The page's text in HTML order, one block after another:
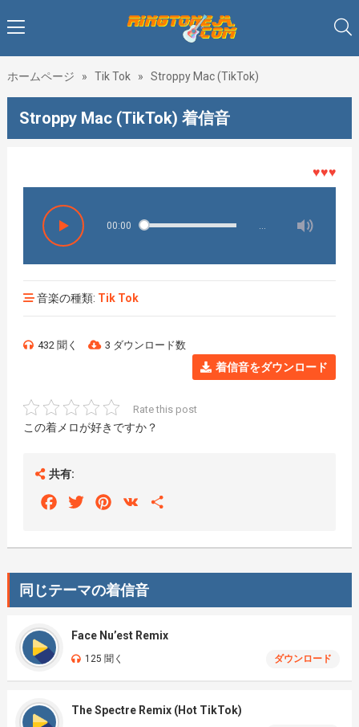
ホームページ » Tik Tok » Stroppy Mac (TikTok)
Stroppy Mac (TikTok) 着信音
♥♥♥着メ
00:00
音楽の種類: Tik Tok
432 聞く 3 ダウンロード数
着信音をダウンロード
Rate this post
この着メロが好きですか？
共有:
FacebookTwitterPinterest
VK
同じテーマの着信音
Face Nu’est Remix
125 聞く ダウンロード
The Spectre Remix (Hot TikTok)